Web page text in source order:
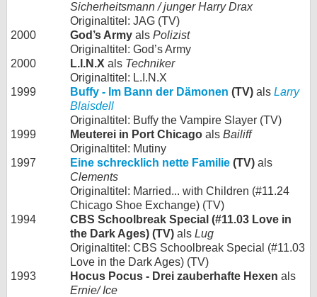
Sicherheitsmann / junger Harry Drax
Originaltitel: JAG (TV)
2000
God’s Army als Polizist
Originaltitel: God’s Army
2000
L.I.N.X als Techniker
Originaltitel: L.I.N.X
1999
Buffy - Im Bann der Dämonen (TV) als Larry
Blaisdell
Originaltitel: Buffy the Vampire Slayer (TV)
1999
Meuterei in Port Chicago als Bailiff
Originaltitel: Mutiny
1997
Eine schrecklich nette Familie (TV) als
Clements
Originaltitel: Married... with Children (#11.24
Chicago Shoe Exchange) (TV)
1994
CBS Schoolbreak Special (#11.03 Love in
the Dark Ages) (TV) als Lug
Originaltitel: CBS Schoolbreak Special (#11.03
Love in the Dark Ages) (TV)
1993
Hocus Pocus - Drei zauberhafte Hexen als
Ernie/ Ice